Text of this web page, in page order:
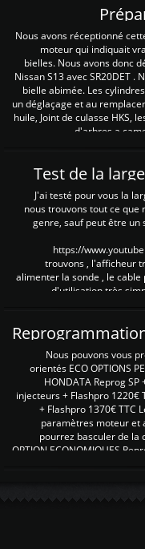
Nous avons réceptionné
moteur qui indiquait
bielles. Nous avons donc
Nissan S13 avec SR20DET
bielle abimée. Les
un déglaçage et au
huile, Joint de culasse HKS,
d'arbres a
Test de la
J'ai testé pour vous la
nous trouvons tout ce que
genre, sauf peut être un
https://
trouvons , l'afficheur
alimenter la sonde , le cable
d'utilisation très
Nous pouvons vous
orientés ECO OPTIONS
HONDATA Reprog
injecteurs + Flashpro 1220€
+ Flashpro 1370€ TTC
paramètres moteur et
pourrez basculer de la
OPTION ECONOMIQUES